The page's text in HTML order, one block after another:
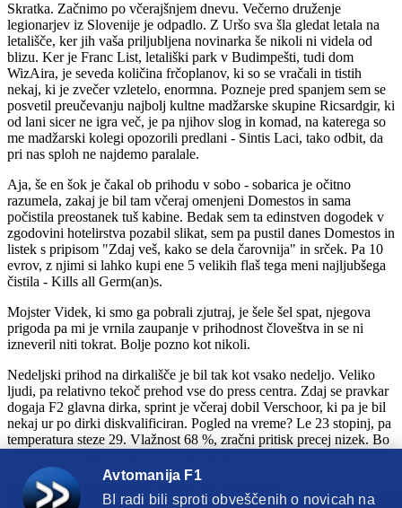
Skratka. Začnimo po včerajšnjem dnevu. Večerno druženje
legionarjev iz Slovenije je odpadlo. Z Uršo sva šla gledat letala na
letališče, ker jih vaša priljubljena novinarka še nikoli ni videla od
blizu. Ker je Franc List, letališki park v Budimpešti, tudi dom
WizAira, je seveda količina frčoplanov, ki so se vračali in tistih
nekaj, ki je zvečer vzletelo, enormna. Pozneje pred spanjem sem se
posvetil preučevanju najbolj kultne madžarske skupine Ricsardgir, ki
od lani sicer ne igra več, je pa njihov slog in komad, na katerega so
me madžarski kolegi opozorili predlani - Sintis Laci, tako odbit, da
pri nas sploh ne najdemo paralale.
Aja, še en šok je čakal ob prihodu v sobo - sobarica je očitno
razumela, zakaj je bil tam včeraj omenjeni Domestos in sama
počistila preostanek tuš kabine. Bedak sem ta edinstven dogodek v
zgodovini hotelirstva pozabil slikat, sem pa pustil danes Domestos in
listek s pripisom "Zdaj veš, kako se dela čarovnija" in srček. Pa 10
evrov, z njimi si lahko kupi ene 5 velikih flaš tega meni najljubšega
čistila - Kills all Germ(an)s.
Mojster Videk, ki smo ga pobrali zjutraj, je šele šel spat, njegova
prigoda pa mi je vrnila zaupanje v prihodnost človeštva in se ni
izneveril niti tokrat. Bolje pozno kot nikoli.
Nedeljski prihod na dirkališče je bil tak kot vsako nedeljo. Veliko
ljudi, pa relativno tekoč prehod vse do press centra. Zdaj se pravkar
dogaja F2 glavna dirka, sprint je včeraj dobil Verschoor, ki pa je bil
nekaj ur po dirki diskvalificiran. Pogled na vreme? Le 23 stopinj, pa
temperatura steze 29. Vlažnost 68 %, zračni pritisk precej nizek. Bo
Za dodajanje komentarjev morate biti prijavljeni.
Avtomanija F1
BI radi bili sproti obveščenih o novicah na